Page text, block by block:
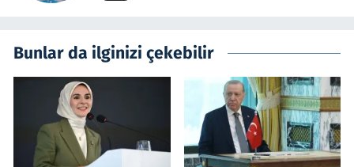
Bunlar da ilginizi çekebilir